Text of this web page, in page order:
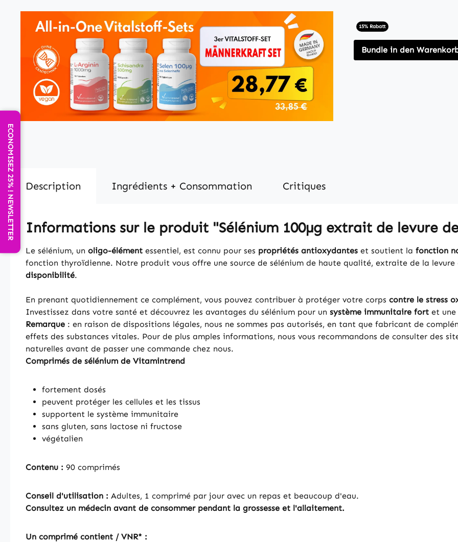
ECONOMISEZ 25% ! NEWSLETTER
15% Rabatt
Bundle in den
Description Ingrédients + Consommation Critiques
Informations sur le produit "Sélénium 100µg extrait de levure
Le sélénium, un oligo-élément essentiel, est connu pour ses propriétés antioxydantes et soutient la fonction
fonction thyroïdienne. Notre produit vous offre une source de sélénium de haute qualité, extraite de la
disponibilité.
En prenant quotidiennement ce complément, vous pouvez contribuer à protéger votre corps contre le stress
Investissez dans votre santé et découvrez les avantages du sélénium pour un système immunitaire fort et une
Remarque : en raison de dispositions légales, nous ne sommes pas autorisés, en tant que fabricant de
effets des substances vitales. Pour de plus amples informations, nous vous recommandons de consulter des
naturelles avant de passer une commande chez nous.
Comprimés de sélénium de Vitamintrend
fortement dosés
peuvent protéger les cellules et les tissus
supportent le système immunitaire
sans gluten, sans lactose ni fructose
végétalien
Contenu : 90 comprimés
Conseil d'utilisation : Adultes, 1 comprimé par jour avec un repas et beaucoup d'eau.
Consultez un médecin avant de consommer pendant la grossesse et l'allaitement.
Un comprimé contient / VNR* :